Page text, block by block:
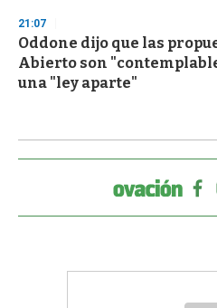
21:07
Oddone dijo que las
Abierto son
una "ley aparte"